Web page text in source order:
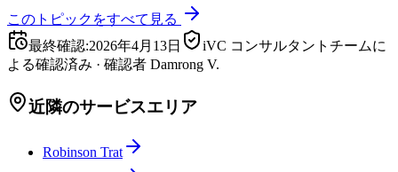
このトピックをすべて見る
最終確認:2026年4月13日
iVC コンサルタントチームに
よる確認済み · 確認者 Damrong V.
近隣のサービスエリア
Robinson Trat